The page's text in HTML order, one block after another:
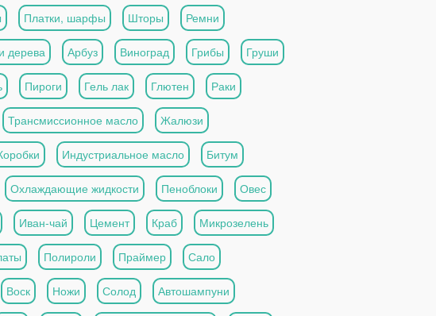
Платки, шарфы Шторы Ремни
дерева Арбуз Виноград Грибы Груши
Пироги Гель лак Глютен Раки
Трансмиссионное масло Жалюзи
Индустриальное масло Битум
Охлаждающие жидкости Пеноблоки Овес
Иван-чай Цемент Краб Микрозелень
Полироли Праймер Сало
Воск Ножи Солод Автошампуни